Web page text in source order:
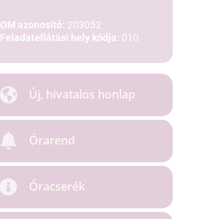
OM azonosító: 203052
Feladatellátási hely kódja: 010
Új, hivatalos honlap
Órarend
Óracserék